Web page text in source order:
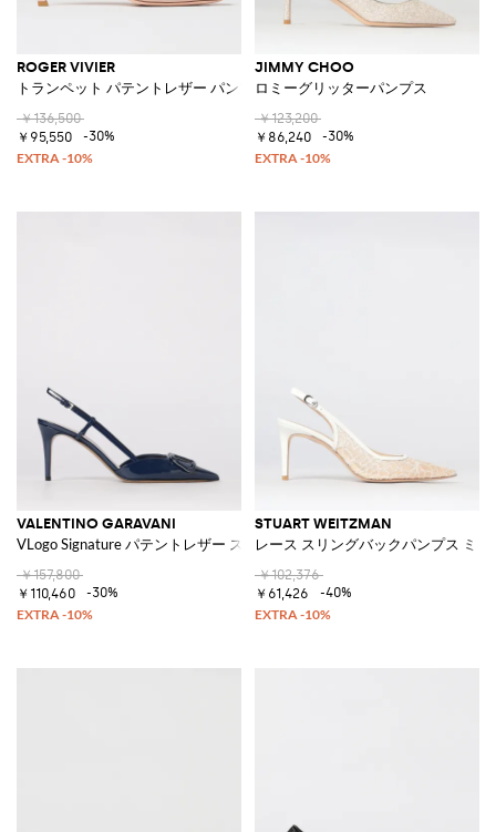
ROGER VIVIER
トランペット パテントレザー パンプス
￥136,500
￥95,550
-30%
JIMMY CHOO
ロミーグリッターパンプス
￥123,200
￥86,240
-30%
VALENTINO GARAVANI
VLogo Signature パテントレザー スリングバック
￥157,800
￥110,460
-30%
STUART WEITZMAN
レース スリングバックパンプス ミ
￥102,376
￥61,426
-40%